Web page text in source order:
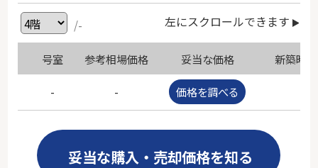
/- 左にスクロールできます
号室 参考相場価格 妥当な価格 新築時
- - 価格を調べる
妥当な購入・売却価格を知る